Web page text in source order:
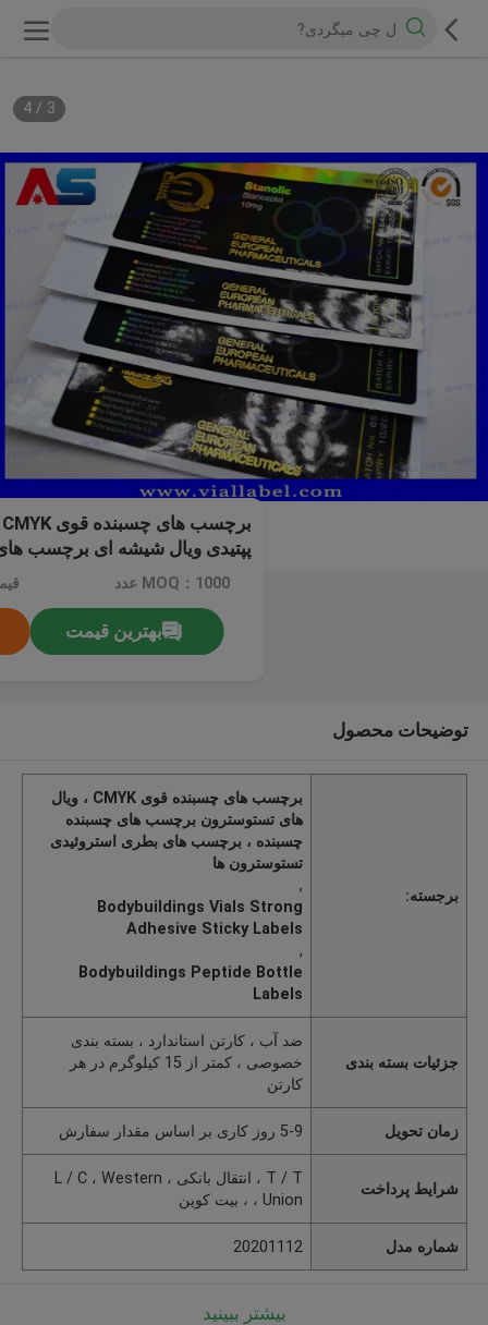
3
/
4
پپتیدی ویال شیشه ای برچسب
MOQ：1000 عدد
بهترین قیمت
توضیحات محصول
برجسته:
برچسب های چسبنده قوی CMYK ، ویال
های تستوسترون برچسب های چسبنده
چسبنده ، برچسب های بطری استروئیدی
تستوسترون ها
,
Bodybuildings Vials Strong
Adhesive Sticky Labels
,
Bodybuildings Peptide Bottle
Labels
جزئیات بسته بندی
ضد آب ، کارتن استاندارد ، بسته بندی
خصوصی ، کمتر از 15 کیلوگرم در هر
کارتن
زمان تحویل 5-9 روز کاری بر اساس مقدار سفارش
شرایط پرداخت
T / T ، انتقال بانکی ، L / C ، Western
Union ، ، بیت کوین
شماره مدل 20201112
بیشتر ببینید